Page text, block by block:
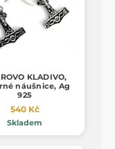
KLADIVO,
náušnice, Ag
925
540 Kč
Skladem